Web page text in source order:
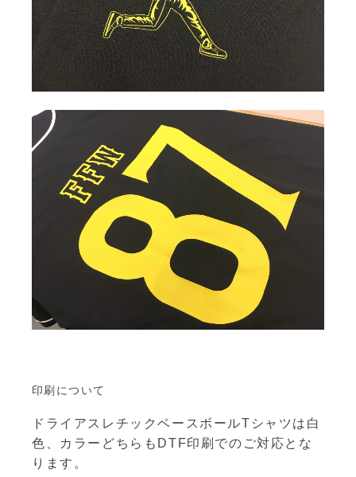
印刷について
ドライアスレチックベースボールTシャツは白
色、カラーどちらもDTF印刷でのご対応とな
ります。